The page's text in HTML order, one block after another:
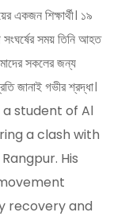
একজন শিক্ষার্থী। ১৯
সংঘর্ষের সময় তিনি আহত
সকলের জন্য
জানাই গভীর শ্রদ্ধা।
a student of Al
a clash with
His
recovery and